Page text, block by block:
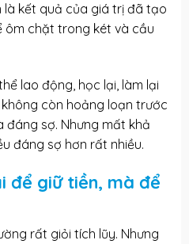
là kết quả của giá trị đã tạo
ôm chặt trong két và cầu
lao động, học lại, làm lại
còn hoảng loạn trước
đáng sợ. Nhưng mất khả
đáng sợ hơn rất nhiều.
để giữ tiền, mà để
rất giỏi tích lũy. Nhưng